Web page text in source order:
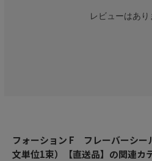
レビューはあり
フォーション F フレーバーシー
文単位1束）【直送品】の関連カ